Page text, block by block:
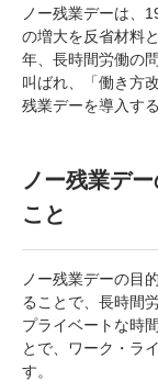
ノー残業デーは、
の増大を反省材料
年、長時間労働の
叫ばれ、「働き方
残業デーを導入す
ノー残業デ
こと
ノー残業デーの目
ることで、長時間
プライベートな時
とで、ワーク・ラ
す。